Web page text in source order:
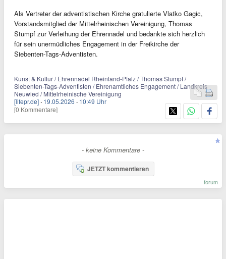
Als Vertreter der adventistischen Kirche gratulierte Vlatko Gagic,
Vorstandsmitglied der Mittelrheinischen Vereinigung, Thomas
Stumpf zur Verleihung der Ehrennadel und bedankte sich herzlich
für sein unermüdliches Engagement in der Freikirche der
Siebenten-Tags-Adventisten.
Kunst & Kultur / Ehrennadel Rheinland-Pfalz / Thomas Stumpf /
Siebenten-Tags-Adventisten / Ehrenamtliches Engagement / Landkreis
Neuwied / Mittelrheinische Vereinigung
[lifepr.de] · 19.05.2026 · 10:49 Uhr
[0 Kommentare]
- keine Kommentare -
JETZT kommentieren
forum